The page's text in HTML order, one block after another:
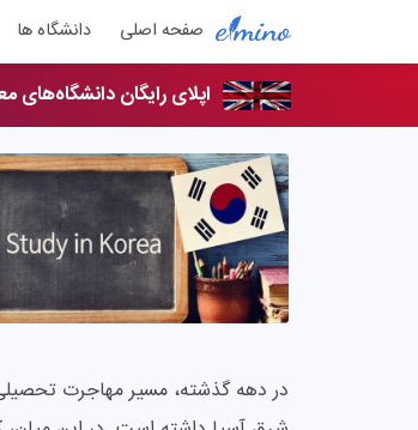
صفحه اصلی دانشگاه ها
اپلای رایگان دانشگاه‌های
در دهه گذشته، مسیر مهاجرت